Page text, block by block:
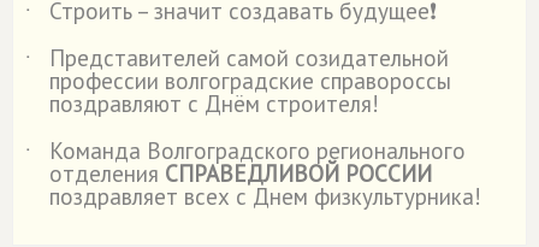
˙
Строить – значит создавать будущее❗
˙
Представителей самой созидательной
профессии волгоградские справороссы
поздравляют с Днём строителя!
˙
Команда Волгоградского регионального
отделения СПРАВЕДЛИВОЙ РОССИИ
поздравляет всех с Днем физкультурника!